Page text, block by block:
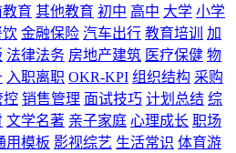
育 其他教育 初中 高中 大学 小学
金融保险 汽车出行 教育培训
加
法律法务 房地产建筑 医疗保健 物
入职离职 OKR-KPI 组织结构 采购
控 销售管理 面试技巧 计划总结 综
文学名著 亲子家庭 心理成长 职场
用模板 影视综艺 生活常识 体育游